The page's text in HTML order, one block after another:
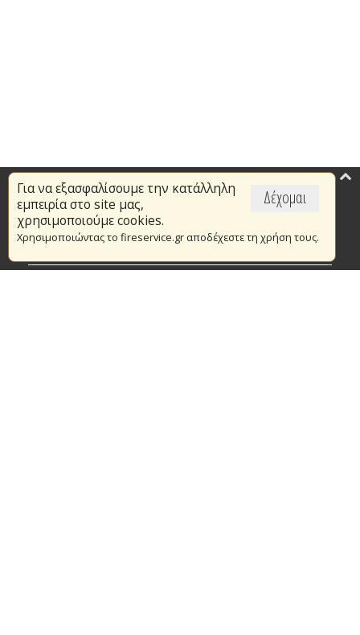
Δέχομαι
Για να εξασφαλίσουμε την κατάλληλη
εμπειρία στο site μας,
χρησιμοποιούμε cookies.
Χρησιμοποιώντας το fireservice.gr αποδέχεστε τη χρήση τους.
Επικαιρότητα
Το Πυροσβεστικό Σώμα